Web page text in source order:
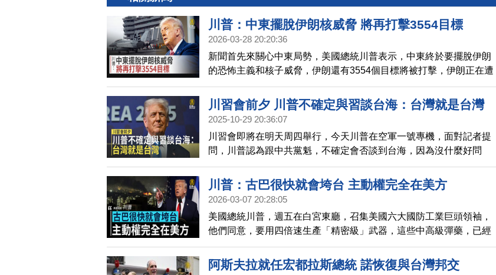
川普：中東擺脫伊朗核威脅 將再打擊3554目標
2026-03-28 20:20:36
新聞首先來關心中東局勢，美國總統川普表示，中東終於要擺脫伊朗
的恐怖主義和核子威脅，伊朗還有3554個目標將被打擊，伊朗正在遭
受毀滅性打擊，所以他們想要達成協議。另外有消息指出，美國的布
希號航空母艦正在前往中東。
川習會前夕 川普不確定與習談台海：台灣就是台灣
2025-10-29 20:36:07
川習會即將在明天周四舉行，今天川普在空軍一號專機，面對記者提
問，川普認為跟中共黨魁，不確定會否談到台海，因為沒什麼好問
的；川普直言，台灣就是台灣。
川普：古巴很快就會垮台 主動權完全在美方
2026-03-07 20:28:05
美國總統川普，週五在白宮東廳，召集美國六大國防工業巨頭領袖，
他們同意，要用四倍速生產「精密級」武器，這些中高級彈藥，已經
在委內瑞拉跟伊朗使用。另外川普也表達，在伊朗之後，下一個目
標，就會是古巴，古巴現有政權，將會很快垮台。
阿斯夫拉就任宏都拉斯總統 諾恢復與台灣邦交